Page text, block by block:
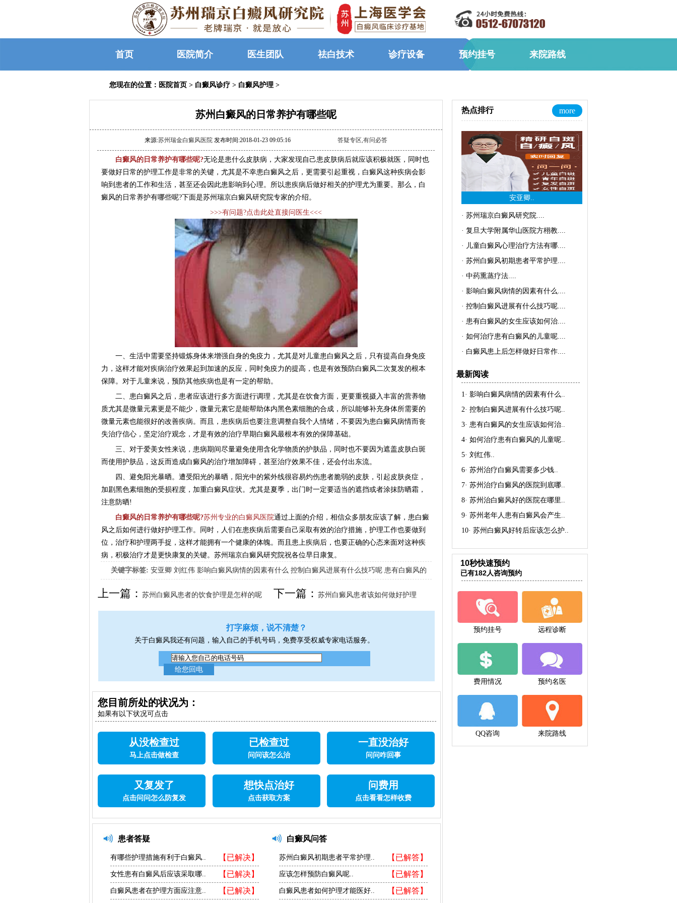
首页 医院简介 医生团队 祛白技术 诊疗设备 预约挂号 来院路线
您现在的位置： 医院首页 > 白癜风诊疗 > 白癜风护理 >
苏州白癜风的日常养护有哪些呢
来源:苏州瑞金白癜风医院 发布时间:2018-01-23 09:05:16 答疑专区,有问必答
白癜风的日常养护有哪些呢?无论是患什么皮肤病，大家发现自己患皮肤病后就应该积极就医，同时也
要做好日常的护理工作是非常的关键，尤其是不幸患白癜风之后，更需要引起重视，白癜风这种疾病会影
响到患者的工作和生活，甚至还会因此患影响到心理。所以患疾病后做好相关的护理尤为重要。那么，白
癜风的日常养护有哪些呢?下面是苏州瑞京白癜风研究院专家的介绍。
>>>有问题?点击此处直接问医生<<<
一、生活中需要坚持锻炼身体来增强自身的免疫力，尤其是对儿童患白癜风之后，只有提高自身免疫
力，这样才能对疾病治疗效果起到加速的反应，同时免疫力的提高，也是有效预防白癜风二次复发的根本
保障。对于儿童来说，预防其他疾病也是有一定的帮助。
二、患白癜风之后，患者应该进行多方面进行调理，尤其是在饮食方面，更要重视摄入丰富的营养物
质尤其是微量元素更是不能少，微量元素它是能帮助体内黑色素细胞的合成，所以能够补充身体所需要的
微量元素也能很好的改善疾病。而且，患疾病后也要注意调整自我个人情绪，不要因为患白癜风病情而丧
失治疗信心，坚定治疗观念，才是有效的治疗早期白癜风最根本有效的保障基础。
三、对于爱美女性来说，患病期间尽量避免使用含化学物质的护肤品，同时也不要因为遮盖皮肤白斑
而使用护肤品，这反而造成白癜风的治疗增加障碍，甚至治疗效果不佳，还会付出东流。
四、避免阳光暴晒。遭受阳光的暴晒，阳光中的紫外线很容易灼伤患者脆弱的皮肤，引起皮肤炎症，
加剧黑色素细胞的受损程度，加重白癜风症状。尤其是夏季，出门时一定要适当的遮挡或者涂抹防晒霜，
注意防晒!
白癜风的日常养护有哪些呢?苏州专业的白癜风医院通过上面的介绍，相信众多朋友应该了解，患白癜
风之后如何进行做好护理工作。同时，人们在患疾病后需要自己采取有效的治疗措施，护理工作也要做到
位，治疗和护理两手捉，这样才能拥有一个健康的体魄。而且患上疾病后，也要正确的心态来面对这种疾
病，积极治疗才是更快康复的关键。苏州瑞京白癜风研究院祝各位早日康复。
关键字标签: 安亚卿 刘红伟 影响白癜风病情的因素有什么 控制白癜风进展有什么技巧呢 患有白癜风的
女生应该如何治疗呢
上一篇：苏州白癜风患者的饮食护理是怎样的呢 下一篇：苏州白癜风患者该如何做好护理
打字麻烦，说不清楚？
关于白癜风我还有问题，输入自己的手机号码，免费享受权威专家电话服务。
您目前所处的状况为：
如果有以下状况可点击
从没检查过
马上点击做检查
已检查过
问问该怎么治
一直没治好
问问咋回事
又复发了
点击问问怎么防复发
想快点治好
点击获取方案
问费用
点击看看怎样收费
患者答疑
【已解决】
有哪些护理措施有利于白癜风..
【已解决】
女性患有白癜风后应该采取哪..
【已解决】
白癜风患者在护理方面应注意..
白癜风问答
【已解答】
苏州白癜风初期患者平常护理..
【已解答】
应该怎样预防白癜风呢..
【已解答】
白癜风患者如何护理才能医好..
热点排行 more
安亚卿..
· 苏州瑞京白癜风研究院....
· 复旦大学附属华山医院方栩教....
· 儿童白癜风心理治疗方法有哪....
· 苏州白癜风初期患者平常护理....
· 中药熏蒸疗法....
· 影响白癜风病情的因素有什么....
· 控制白癜风进展有什么技巧呢....
· 患有白癜风的女生应该如何治....
· 如何治疗患有白癜风的儿童呢....
· 白癜风患上后怎样做好日常作....
最新阅读
1· 影响白癜风病情的因素有什么..
2· 控制白癜风进展有什么技巧呢..
3· 患有白癜风的女生应该如何治..
4· 如何治疗患有白癜风的儿童呢..
5· 刘红伟..
6· 苏州治疗白癜风需要多少钱..
7· 苏州治疗白癜风的医院到底哪..
8· 苏州治白癜风好的医院在哪里 ..
9· 苏州老年人患有白癜风会产生..
10· 苏州白癜风好转后应该怎么护..
10秒快速预约
已有182人咨询预约
预约挂号 远程诊断
费用情况 预约名医
QQ咨询 来院路线